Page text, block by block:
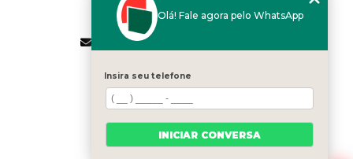
(11) 2564-4684
(11) 94168-2041
contato.vendas@alfilm.com.br
MENU
HOME
QUEM SOMOS
SERVIÇOS
BLOG
Olá! Fale agora pelo WhatsApp
Insira seu telefone
INICIAR CONVERSA